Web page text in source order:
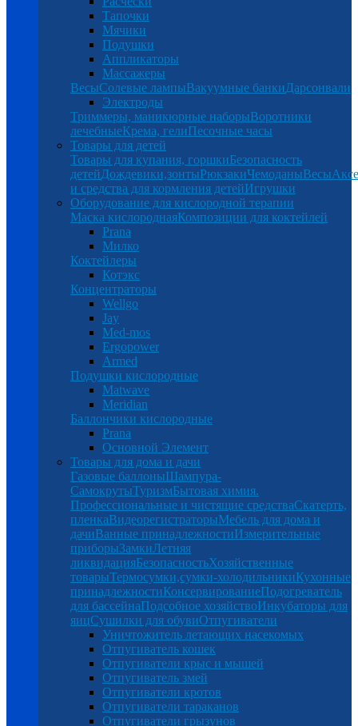
Тапочки
Мячики
Подушки
Аппликаторы
Массажеры
ВесыСолевые лампыВакуумные банкиДарсонвали
Электроды
Триммеры, маникюрные наборыВоротники
лечебныеКрема, гелиПесочные часы
Товары для детей
Товары для купания, горшкиБезопасность
детейДождевики,зонтыРюкзакиЧемоданыВесы
и средства для кормления детейИгрушки
Оборудование для кислородной терапии
Маска кислороднаяКомпозиции для коктейлей
Prana
Милко
Коктейлеры
Котэкс
Концентраторы
Wellgo
Jay
Med-mos
Ergopower
Armed
Подушки кислородные
Matwave
Meridian
Баллончики кислородные
Prana
Основной Элемент
Товары для дома и дачи
Газовые баллоныШампура-
СамокрутыТуризмБытовая химия.
Профессиональные и чистящие средстваСкатерть,
пленкаВидеорегистраторыМебель для дома и
дачиВанные принадлежностиИзмерительные
приборыЗамкиЛетняя
ликвидацияБезопасностьХозяйственные
товарыТермосумки,сумки-холодильникиКухонные
принадлежностиКонсервированиеПодогреватель
для бассейнаПодсобное хозяйствоИнкубаторы для
яицСушилки для обувиОтпугиватели
Уничтожитель летающих насекомых
Отпугиватель кошек
Отпугиватели крыс и мышей
Отпугиватель змей
Отпугиватели кротов
Отпугиватели тараканов
Отпугиватели грызунов